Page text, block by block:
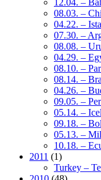
12.04. –
08.03. –
04.22. –
07.30. –
08.08. –
04.29. –
08.10. –
08.14. –
04.26. –
09.05. –
05.14. –
09.18. –
05.13. –
10.18. –
2011 (1)
Turkey –